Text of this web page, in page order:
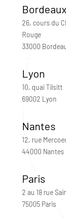
Bordeaux
26, cours du
Rouge
33000
Lyon
10, quai Tilsitt
69002 Lyon
Nantes
12, rue
44000 Nantes
Paris
2 au 18 rue
75005 Paris